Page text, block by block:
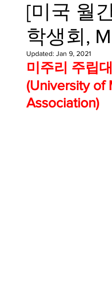
Badlands-맛집/여행지
Big Bend-맛집/여행지
Boulder
[미국 월
학생회,
Updated: Jan 9, 2021
미주리 주립
(University of
Association)